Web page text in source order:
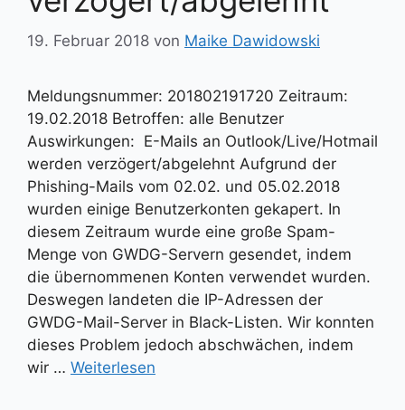
19. Februar 2018 von Maike Dawidowski
Meldungsnummer: 201802191720 Zeitraum:
19.02.2018 Betroffen: alle Benutzer
Auswirkungen: E-Mails an Outlook/Live/Hotmail
werden verzögert/abgelehnt Aufgrund der
Phishing-Mails vom 02.02. und 05.02.2018
wurden einige Benutzerkonten gekapert. In
diesem Zeitraum wurde eine große Spam-
Menge von GWDG-Servern gesendet, indem
die übernommenen Konten verwendet wurden.
Deswegen landeten die IP-Adressen der
GWDG-Mail-Server in Black-Listen. Wir konnten
dieses Problem jedoch abschwächen, indem
wir … Weiterlesen